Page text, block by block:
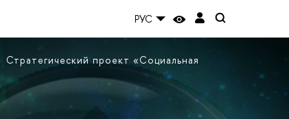
РУС
Стратегический проект «Социальная